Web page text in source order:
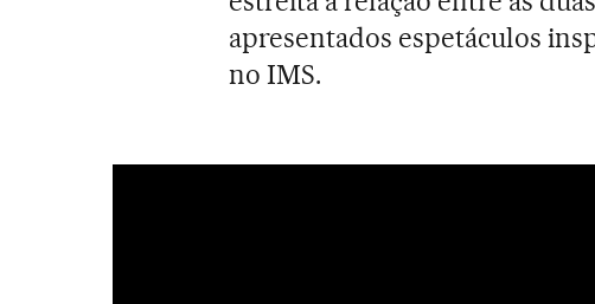
apresentados espetáculos
no IMS.